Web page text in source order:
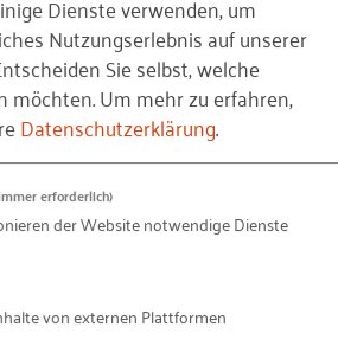
ZEIT – Ein
Faktor
Dienste verwenden, um
Nutzungserlebnis auf unserer
Sie selbst, welche
möchten.Um mehr zu erfahren,
Datenschutzerklärung.
erforderlich)
der Website notwendige Dienste
von externen Plattformen